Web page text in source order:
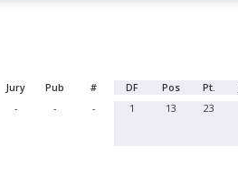
Jury Pub # DF Pos Pt.
- - - 1 13 23